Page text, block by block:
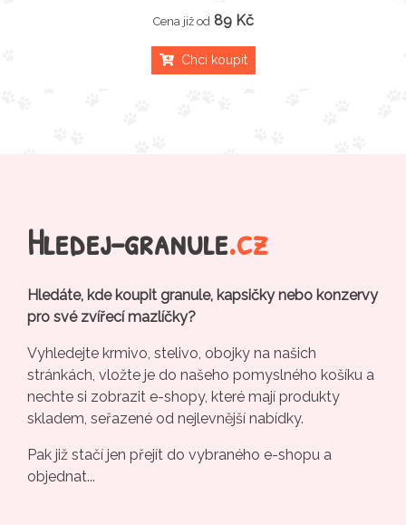
Cena již od 89 Kč
Chci koupit
Hledej-granule.cz
Hledáte, kde koupit granule, kapsičky nebo konzervy
pro své zvířecí mazlíčky?
Vyhledejte krmivo, stelivo, obojky na našich
stránkách, vložte je do našeho pomyslného košíku a
nechte si zobrazit e-shopy, které mají produkty
skladem, seřazené od nejlevnější nabídky.
Pak již stačí jen přejít do vybraného e-shopu a
objednat...